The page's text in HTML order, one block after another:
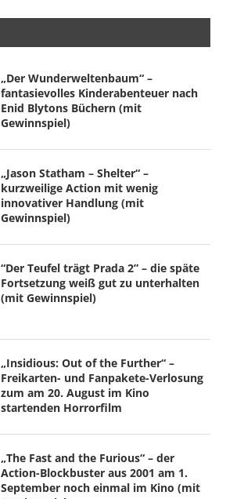
„Der Wunderweltenbaum“ –
fantasievolles Kinderabenteuer nach
Enid Blytons Büchern (mit
Gewinnspiel)
„Jason Statham – Shelter“ –
kurzweilige Action mit wenig
innovativer Handlung (mit
Gewinnspiel)
“Der Teufel trägt Prada 2” – die späte
Fortsetzung weiß gut zu unterhalten
(mit Gewinnspiel)
„Insidious: Out of the Further“ –
Freikarten- und Fanpakete-Verlosung
zum am 20. August im Kino
startenden Horrorfilm
„The Fast and the Furious“ – der
Action-Blockbuster aus 2001 am 1.
September noch einmal im Kino (mit